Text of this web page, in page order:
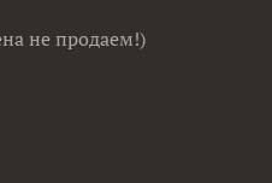
не продаем!)